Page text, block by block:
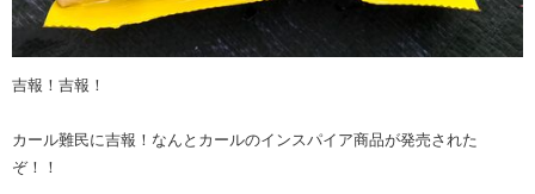
吉報！吉報！
カール難民に吉報！なんとカールのインスパイア商品が発売された
ぞ！！